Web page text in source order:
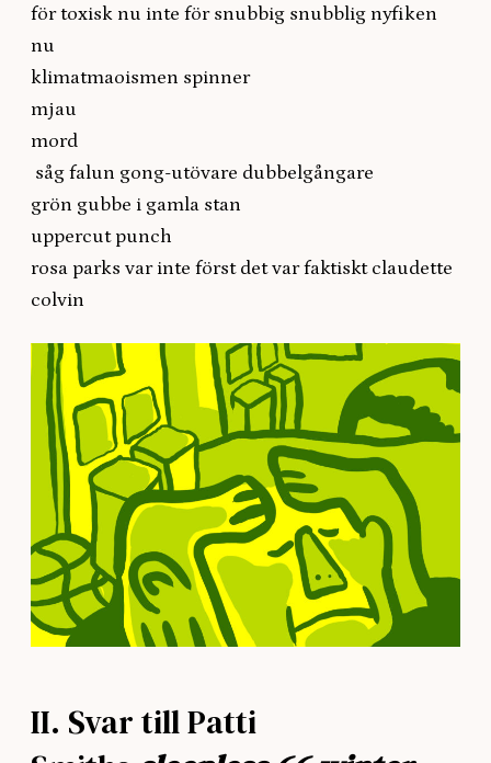
för toxisk nu inte för snubbig snubblig nyfiken
nu
klimatmaoismen spinner
mjau
mord
såg falun gong-utövare dubbelgångare
grön gubbe i gamla stan
uppercut punch
rosa parks var inte först det var faktiskt claudette
colvin
II. Svar till Patti